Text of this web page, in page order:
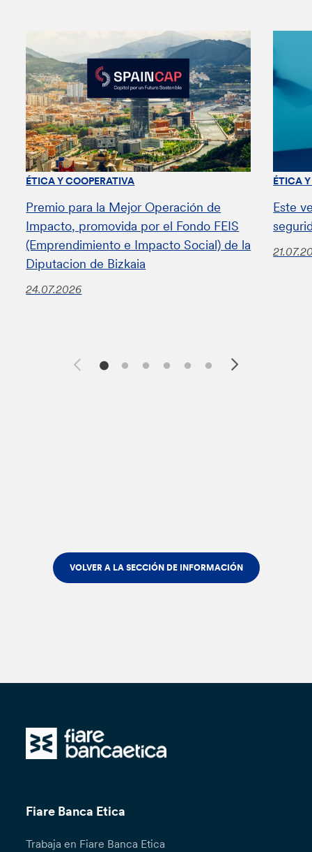
ÉTICA Y COOPERATIVA
Premio para la Mejor Operación de
Impacto, promovida por el Fondo FEIS
(Emprendimiento e Impacto Social) de la
Diputacion de Bizkaia
24.07.2026
ÉTICA
Este
VOLVER A LA SECCIÓN DE INFORMACIÓN
Fiare Banca Etica
Trabaja en Fiare Banca Etica